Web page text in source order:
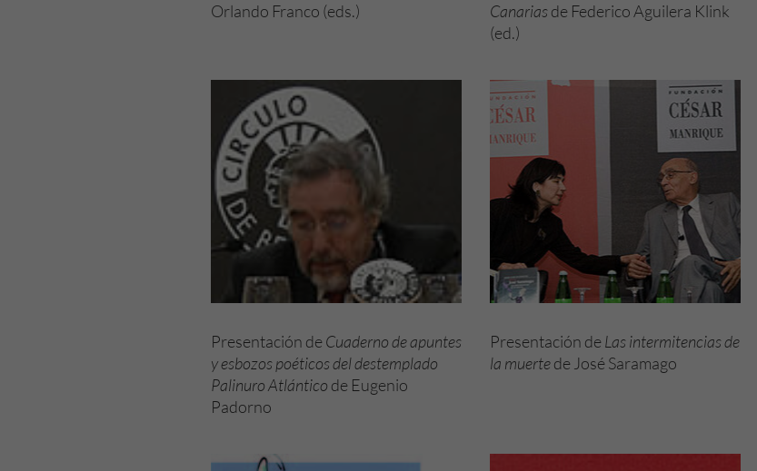
Orlando Franco (eds.)
Canariasde Federico Aguilera Klink
(ed.)
Presentación deCuaderno de apuntes
y esbozos poéticos del destemplado
Palinuro Atlántico de Eugenio
Padorno
Presentación deLas intermitencias de
la muertede José Saramago